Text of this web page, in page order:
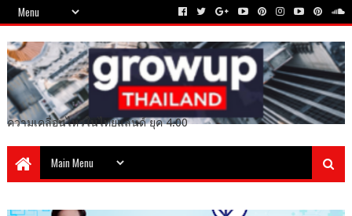
ความเคลื่อนไหวในไทยแลนด์ ยุค 4.00